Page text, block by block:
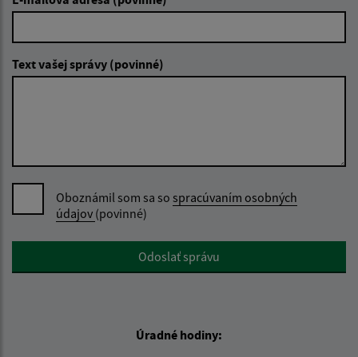
Text vašej správy (povinné)
Oboznámil som sa so spracúvaním osobných
údajov (povinné)
Google reCaptcha ResponseOdoslať správu
Úradné hodiny: